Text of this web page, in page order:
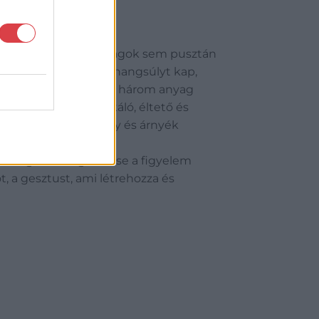
szobrászati anyagok sem pusztán
során szintén hangsúlyt kap,
sorrendjét a három anyag
ember eszközfabrikáló, éltető és
az árnyalat a fény és árnyék
megidézése a figyelem
a gesztust, ami létrehozza és